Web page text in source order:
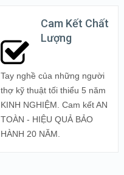
Cam Kết Chất
Lượng
Tay nghề của những người
thợ kỹ thuật tối thiểu 5 năm
KINH NGHIỆM. Cam kết AN
TOÀN - HIỆU QUẢ BẢO
HÀNH 20 NĂM.